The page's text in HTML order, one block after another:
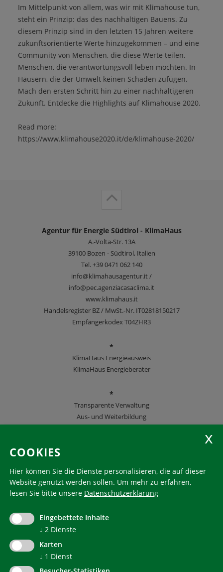
Im Mittelpunkt von allem, was wir mit Klimahouse tun,
steht ein Prinzip: das des nachhaltigen Bauens. Zu
diesem Prinzip sind in den letzten 15 Jahren weitere
zukunftsorientierte Werte hinzugekommen – und eine
Community von Menschen, die diese Werte teilen.
Menschen, die verantwortungsvoll leben möchten. In
Häusern, die der Umwelt keinen Schaden zufügen.
Mach den ersten Schritt hin zu einer nachhaltigeren
Zukunft. Entdecke die Highlights auf Klimahouse 2020.
Read more:
https://www.klimahouse2020.it/de/klimahouse-2020/
Agentur für Energie Südtirol - KlimaHaus
A.-Volta-Str. 13A
39100 Bozen - Südtirol, Italien
Tel. +39 0471 062 140
info@klimahausagentur.it /
info@pec.agenziacasaclima.it
www.klimahaus.it
Handelsregister BZ / MwSt.-Nr. IT02818150217
Empfängerkodex T04ZHR3
*
KlimaHaus Energieausweis
KlimaHaus Energieberater
*
Transparente Verwaltung
Aus- und Weiterbildung
KlimaHaus ist eine eingetragene Marke. Die Nutzung muss
communication@klimahausagentur.it
© 2022 Agentur für Energie Südtirol - KlimaHaus
COOKIES
Hier können Sie die Dienste personalisieren, die auf dieser
Website genutzt werden sollen. Um mehr zu erfahren,
lesen Sie bitte unsere Datenschutzerklärung
Eingebettete Inhalte
↓ 2 Dienste
Karten
↓ 1 Dienst